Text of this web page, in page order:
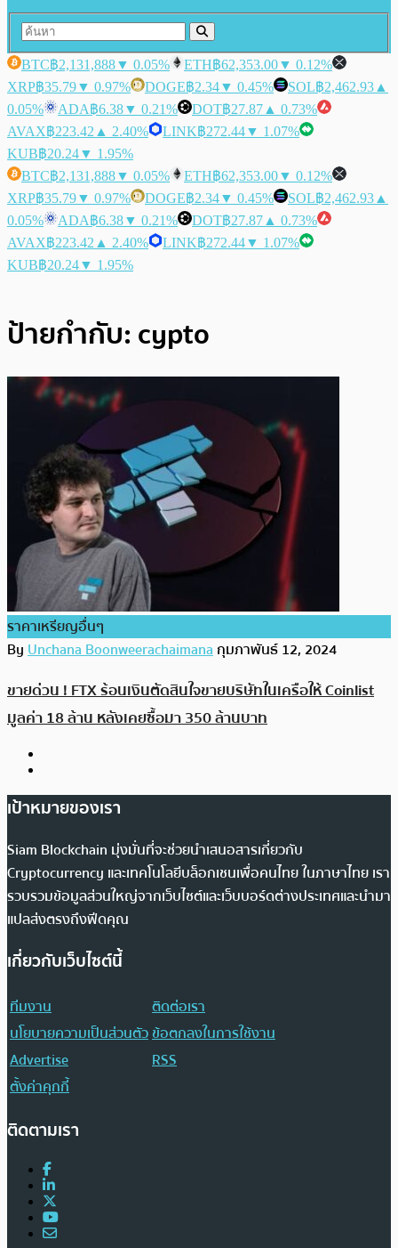
BTC฿2,131,888▼ 0.05% ETH฿62,353.00▼ 0.12%
XRP฿35.79▼ 0.97% DOGE฿2.34▼ 0.45% SOL฿2,462.93 ▲
0.05%
ADA฿6.38▼ 0.21% DOT฿27.87 ▲ 0.73%
AVAX฿223.42 ▲ 2.40% LINK฿272.44▼ 1.07%
KUB฿20.24▼ 1.95%
BTC฿2,131,888▼ 0.05% ETH฿62,353.00▼ 0.12%
XRP฿35.79▼ 0.97% DOGE฿2.34▼ 0.45% SOL฿2,462.93 ▲
0.05%
ADA฿6.38▼ 0.21% DOT฿27.87 ▲ 0.73%
AVAX฿223.42 ▲ 2.40% LINK฿272.44▼ 1.07%
KUB฿20.24▼ 1.95%
ป้ายกำกับ: cypto
ราคาเหรียญอื่นๆ
ByUnchana Boonweerachaimanaกุมภาพันธ์ 12, 2024
ขายด่วน ! FTX ร้อนเงินตัดสินใจขายบริษัทในเครือให้ Coinlist
มูลค่า 18 ล้าน หลังเคยซื้อมา 350 ล้านบาท
เป้าหมายของเรา
Siam Blockchain มุ่งมั่นที่จะช่วยนำเสนอสารเกี่ยวกับ
Cryptocurrency และเทคโนโลยีบล็อกเชนเพื่อคนไทย ในภาษาไทย เรา
รวบรวมข้อมูลส่วนใหญ่จากเว็บไซต์และเว็บบอร์ดต่างประเทศและนำมา
แปลส่งตรงถึงฟีดคุณ
เกี่ยวกับเว็บไซต์นี้
ทีมงาน
ติดต่อเรา
นโยบายความเป็นส่วนตัวข้อตกลงในการใช้งาน
Advertise
RSS
ตั้งค่าคุกกี้
ติดตามเรา